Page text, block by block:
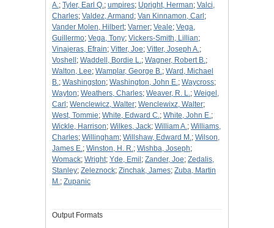
A.; Tyler, Earl Q.; umpires; Upright, Herman; Valci,
Charles; Valdez, Armand ; Van Kinnamon, Carl ;
Vander Molen, Hilbert; Varner; Veale; Vega,
Guillermo; Vega, Tony; Vickers-Smith, Lillian;
Vinajeras, Efrain; Vitter, Joe; Vitter, Joseph A.;
Voshell ; Waddell, Bordie L.; Wagner, Robert B.;
Walton, Lee; Wamplar, George B.; Ward, Michael
B.; Washingston; Washington, John E.; Waycross;
Wayton; Weathers, Charles; Weaver, R. L.; Weigel,
Carl ; Wenclewicz, Walter; Wenclewixz, Walter;
West, Tommie; White, Edward C.; White, John E.;
Wickle, Harrison; Wilkes, Jack; William A.; Williams,
Charles; Willingham; Willshaw, Edward M.; Wilson,
James E.; Winston, H. R.; Wishba, Joseph;
Womack; Wright; Yde, Emil ; Zander, Joe; Zedalis,
Stanley; Zeleznock; Zinchak, James; Zuba, Martin
M.; Zupanic
Output Formats